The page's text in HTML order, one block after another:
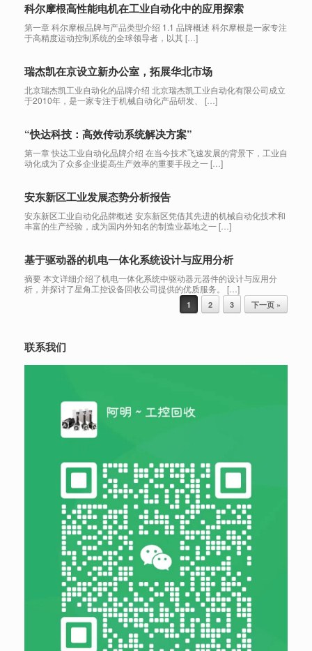
科尔摩根高性能电机在工业自动化中的应用探索
第一章 科尔摩根品牌与产品类型介绍 1.1 品牌概述 科尔摩根是一家专注
于高精度运动控制系统的全球领导者，以其 […]
瑞杰凯在京设立新办公室，拓展华北市场
北京瑞杰凯工业自动化的品牌介绍 北京瑞杰凯工业自动化有限公司成立
于2010年，是一家专注于机械自动化产品研发、 […]
“快达科技：高效传动系统解决方案”
第一章 快达工业自动化品牌介绍 在当今技术飞速发展的背景下，工业自
动化成为了众多企业提高生产效率的重要手段之一 […]
安东新区工业发展态势分析报告
安东新区工业自动化品牌概述 安东新区凭借其先进的机械自动化技术和
丰富的生产经验，成为国内外知名的制造业基地之一 […]
基于驱动器的机电一体化系统设计与应用分析
摘要 本文详细介绍了机电一体化系统中驱动器元器件的设计与应用分
析，并探讨了星角工控设备回收公司提供的优质服务。 […]
1 2 3 下一页 »
联系我们